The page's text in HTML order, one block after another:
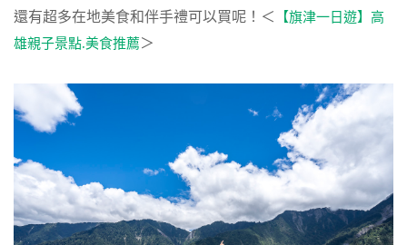
還有超多在地美食和伴手禮可以買呢！＜
【旗津一日遊】高
雄親子景點.美食推薦＞